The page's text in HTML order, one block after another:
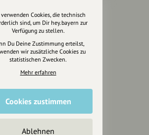
Inhalte vorschlagen
leider keine
ausstellen.
Cookies, die technisch
sind, um Dir hey.bayern zur
Verfügung zu stellen.
Du Deine Zustimmung erteilst,
wir zusätzliche Cookies zu
statistischen Zwecken.
Mehr erfahren
Cookies zustimmen
Ablehnen